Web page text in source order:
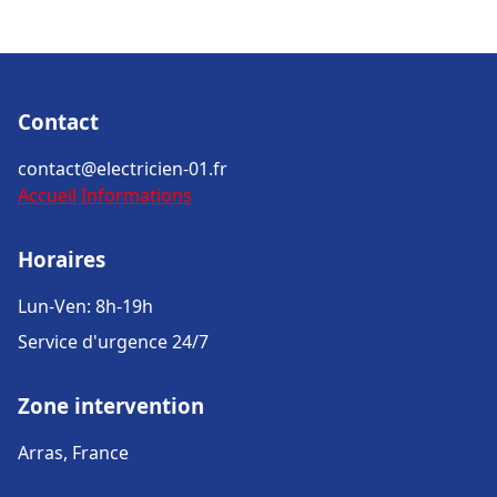
Contact
contact@electricien-01.fr
Accueil Informations
Horaires
Lun-Ven: 8h-19h
Service d'urgence 24/7
Zone intervention
Arras, France